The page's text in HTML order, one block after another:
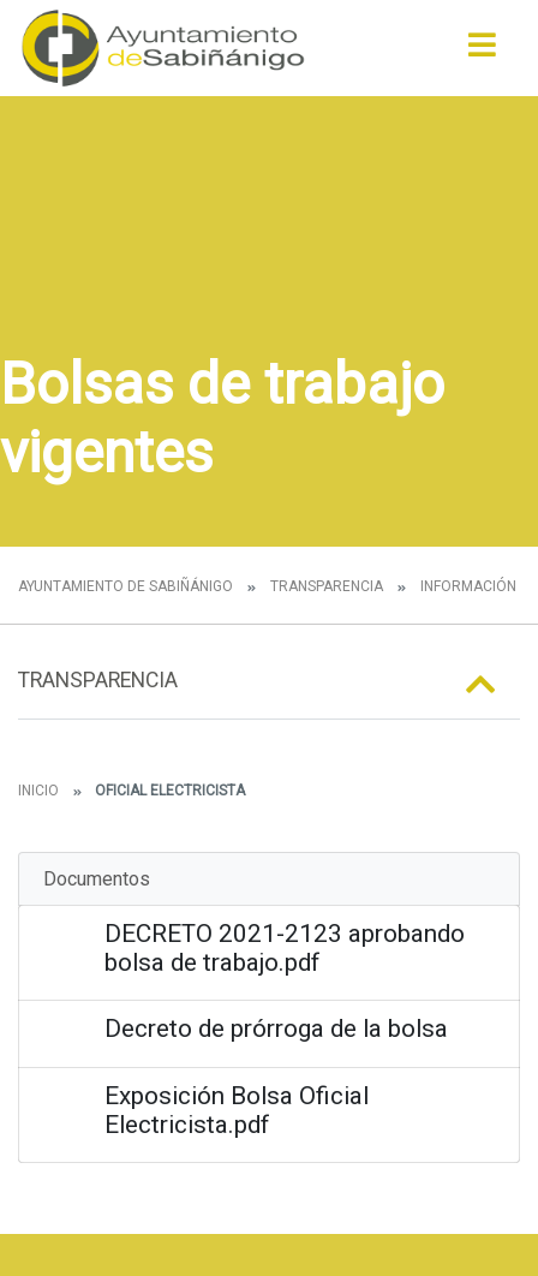
Bolsas de trabajo
vigentes
AYUNTAMIENTO DE SABIÑÁNIGO TRANSPARENCIA INFORMACIÓN
TRANSPARENCIA
INICIO OFICIAL ELECTRICISTA
Documentos
DECRETO 2021-2123 aprobando
bolsa de trabajo.pdf
Decreto de prórroga de la bolsa
Exposición Bolsa Oficial
Electricista.pdf